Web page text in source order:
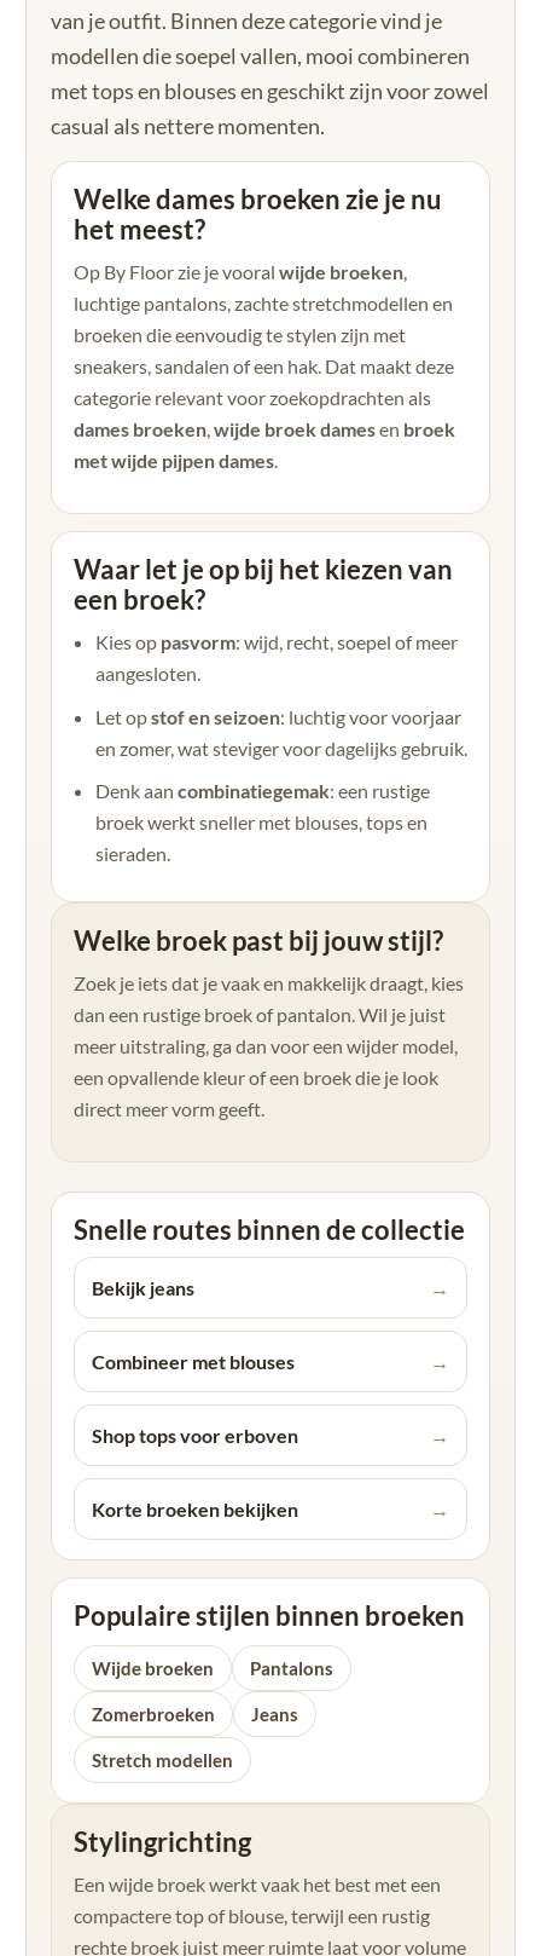
van je outfit. Binnen deze categorie vind je
modellen die soepel vallen, mooi combineren
met tops en blouses en geschikt zijn voor zowel
casual als nettere momenten.
Welke dames broeken zie je nu
het meest?
Op By Floor zie je vooral wijde broeken,
luchtige pantalons, zachte stretchmodellen en
broeken die eenvoudig te stylen zijn met
sneakers, sandalen of een hak. Dat maakt deze
categorie relevant voor zoekopdrachten als
dames broeken,wijde broek damesen broek
met wijde pijpen dames.
Waar let je op bij het kiezen van
een broek?
Kies op pasvorm: wijd, recht, soepel of meer
aangesloten.
Let opstof en seizoen: luchtig voor voorjaar
en zomer, wat steviger voor dagelijks gebruik.
Denk aan combinatiegemak: een rustige
broek werkt sneller met blouses, tops en
sieraden.
Welke broek past bij jouw stijl?
Zoek je iets dat je vaak en makkelijk draagt, kies
dan een rustige broek of pantalon. Wil je juist
meer uitstraling, ga dan voor een wijder model,
een opvallende kleur of een broek die je look
direct meer vorm geeft.
Snelle routes binnen de collectie
Bekijk jeans →
Combineer met blouses →
Shop tops voor erboven →
Korte broeken bekijken →
Populaire stijlen binnen broeken
Wijde broeken Pantalons
Zomerbroeken Jeans
Stretch modellen
Stylingrichting
Een wijde broek werkt vaak het best met een
compactere top of blouse, terwijl een rustig
rechte broek juist meer ruimte laat voor volume